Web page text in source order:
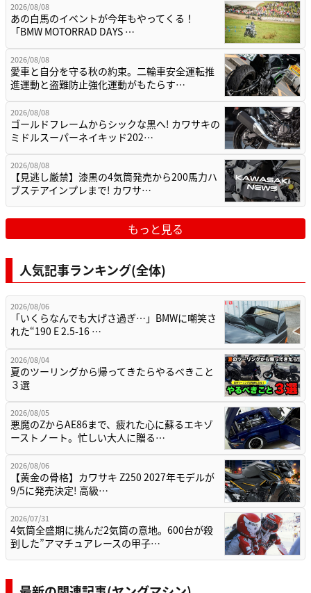
2026/08/08
あの白馬のイベントが今年もやってくる！
「BMW MOTORRAD DAYS …
2026/08/08
愛車と自分を守る秋の約束。二輪車安全運転推
進運動と盗難防止強化運動がもたらす…
2026/08/08
ゴールドフレームからシックな黒へ! カワサキの
ミドルスーパーネイキッド202…
2026/08/08
【見逃し厳禁】漆黒の4気筒発売から200馬力ハ
ブステアインプレまで! カワサ…
もっと見る
人気記事ランキング(全体)
2026/08/06
「いくらなんでも大げさ過ぎ…」BMWに嘲笑さ
れた“190 E 2.5-16 …
2026/08/04
夏のツーリングから帰ってきたらやるべきこと
３選
2026/08/05
悪魔のZからAE86まで、疲れた心に蘇るエキゾ
ーストノート。忙しい大人に贈る…
2026/08/06
【黄金の骨格】カワサキ Z250 2027年モデルが
9/5に発売決定! 高級…
2026/07/31
4気筒全盛期に挑んだ2気筒の意地。600台が殺
到した”アマチュアレースの甲子…